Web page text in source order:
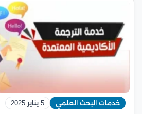
خدمات البحث العلمي 5 يناير 2025